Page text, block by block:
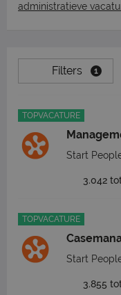
administratieve
Filters 1
TOPVACATURE
Start
3.042
TOPVACATURE
Start
3.855